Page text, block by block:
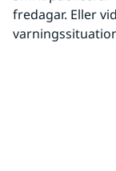
fredagar. Eller